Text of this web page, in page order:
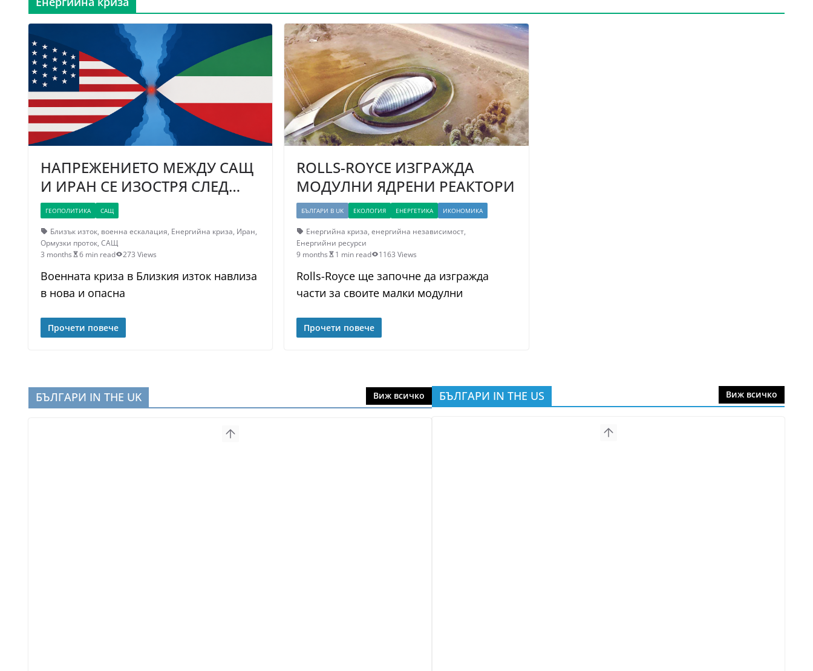
НАПРЕЖЕНИЕТО МЕЖДУ САЩ
И ИРАН СЕ ИЗОСТРЯ СЛЕД…
ГЕОПОЛИТИКА САЩ
Близък изток, военна ескалация, Енергийна криза, Иран,
Ормузки проток, САЩ
3 months
6 min read 273 Views
Военната криза в Близкия изток навлиза
в нова и опасна
Прочети повече
ROLLS-ROYCE ИЗГРАЖДА
МОДУЛНИ ЯДРЕНИ РЕАКТОРИ
БЪЛГАРИ В UK ЕКОЛОГИЯ ЕНЕРГЕТИКА ИКОНОМИКА
Енергийна криза,енергийна независимост,
Енергийни ресурси
9 months
1 min read 1163 Views
Rolls-Royce ще започне да изгражда
части за своите малки модулни
Прочети повече
БЪЛГАРИ IN THE UK Виж всичко БЪЛГАРИ IN THE US Виж всичко